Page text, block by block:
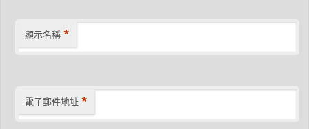
顯示名稱 *
電子郵件地址 *